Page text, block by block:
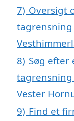
7) Oversigt
tagrensning
8) Søg efter
Vester
9) Find et